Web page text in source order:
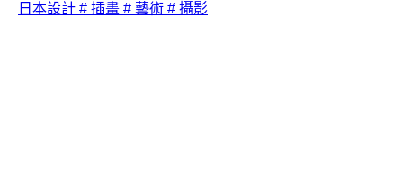
日本設計 # 插畫 # 藝術 # 攝影